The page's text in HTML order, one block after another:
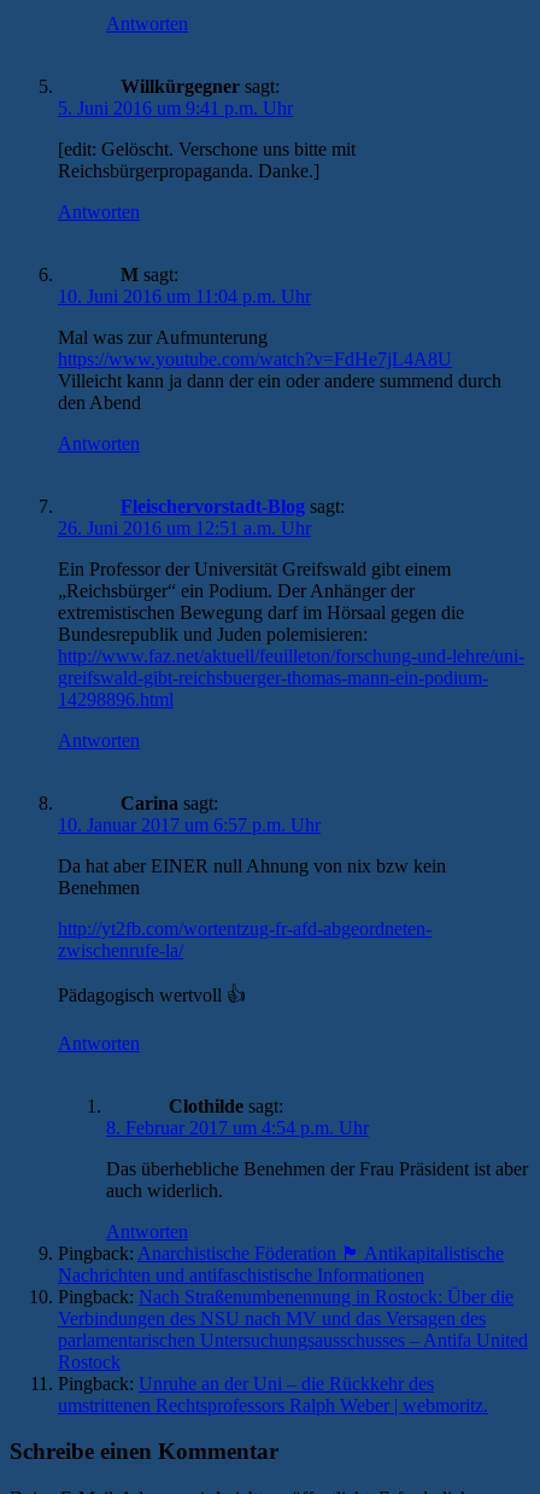
Antworten
Willkürgegner sagt:
5. Juni 2016 um 9:41 p.m. Uhr
[edit: Gelöscht. Verschone uns bitte mit
Reichsbürgerpropaganda. Danke.]
Antworten
M sagt:
10. Juni 2016 um 11:04 p.m. Uhr
Mal was zur Aufmunterung
https://www.youtube.com/watch?v=FdHe7jL4A8U
Villeicht kann ja dann der ein oder andere summend durch
den Abend
Antworten
Fleischervorstadt-Blog sagt:
26. Juni 2016 um 12:51 a.m. Uhr
Ein Professor der Universität Greifswald gibt einem
„Reichsbürger“ ein Podium. Der Anhänger der
extremistischen Bewegung darf im Hörsaal gegen die
Bundesrepublik und Juden polemisieren:
http://www.faz.net/aktuell/feuilleton/forschung-und-lehre/uni-
greifswald-gibt-reichsbuerger-thomas-mann-ein-podium-
14298896.html
Antworten
Carina sagt:
10. Januar 2017 um 6:57 p.m. Uhr
Da hat aber EINER null Ahnung von nix bzw kein
Benehmen
http://yt2fb.com/wortentzug-fr-afd-abgeordneten-
zwischenrufe-la/
Pädagogisch wertvoll 👍
Antworten
Clothilde sagt:
8. Februar 2017 um 4:54 p.m. Uhr
Das überhebliche Benehmen der Frau Präsident ist aber
auch widerlich.
Antworten
Pingback: Anarchistische Föderation 🏴 Antikapitalistische
Nachrichten und antifaschistische Informationen
Pingback: Nach Straßenumbenennung in Rostock: Über die
Verbindungen des NSU nach MV und das Versagen des
parlamentarischen Untersuchungsausschusses – Antifa United
Rostock
Pingback: Unruhe an der Uni – die Rückkehr des
umstrittenen Rechtsprofessors Ralph Weber | webmoritz.
Schreibe einen Kommentar